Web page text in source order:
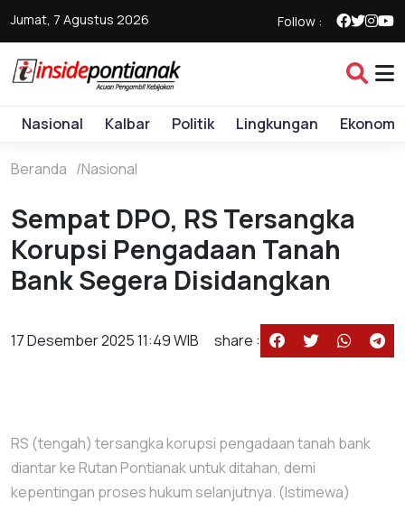
Jumat, 7 Agustus 2026 Follow :
Nasional Kalbar Politik Lingkungan Ekonomi
Beranda Nasional
Sempat DPO, RS Tersangka
Korupsi Pengadaan Tanah
Bank Segera Disidangkan
17 Desember 2025 11:49 WIB share :
RS (tengah) tersangka korupsi pengadaan tanah bank
diantar ke Rutan Pontianak untuk ditahan, demi
kepentingan proses hukum selanjutnya. (Istimewa)